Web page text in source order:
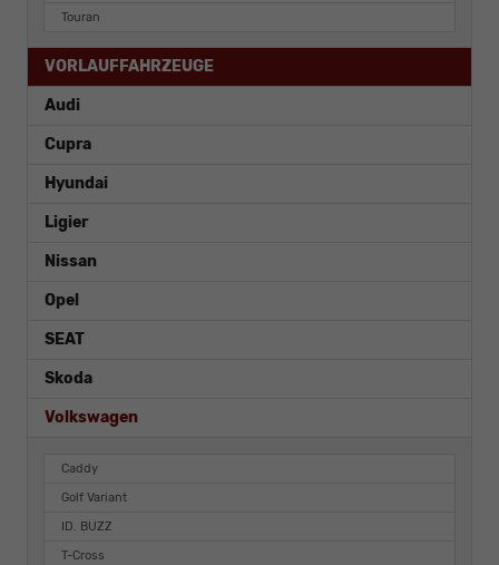
Touran
VORLAUFFAHRZEUGE
Audi
Cupra
Hyundai
Ligier
Nissan
Opel
SEAT
Skoda
Volkswagen
Caddy
Golf Variant
ID. BUZZ
T-Cross